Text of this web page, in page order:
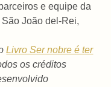
e equipe da
João del-Rei,
Livro Ser nobre é ter
os créditos